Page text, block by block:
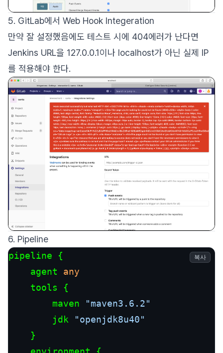
5. GitLab에서 Web Hook Integeration
만약 잘 설정했음에도 테스트 시에 404에러가 난다면
Jenkins URL을 127.0.0.1이나 localhost가 아닌 실제 IP
를 적용해야 한다.
6. Pipeline
pipeline {
    agent
any
    tools {
        maven
"maven3.6.2"
        jdk
"openjdk8u40"
    }
복사